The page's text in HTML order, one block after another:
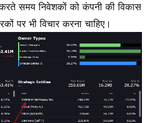
समय निवेशकों को कंपनी की विकास
पर भी विचार करना चाहिए।